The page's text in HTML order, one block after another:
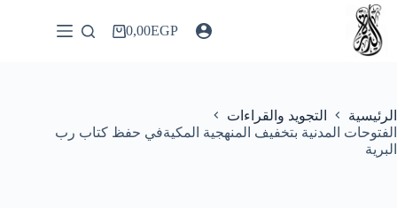
التجاوز
المحتوى
عربة0,00EGP
الرئيسية
التجويد والقراءات
الفتوحات المدنية بتخفيف المنهجية المكيةفي حفظ كتاب رب
البرية